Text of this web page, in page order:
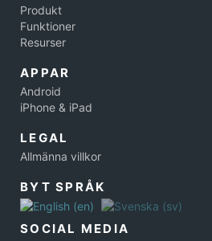
Produkt
Funktioner
Resurser
APPAR
Android
iPhone & iPad
LEGAL
Allmänna villkor
BYT SPRÅK
SOCIAL MEDIA